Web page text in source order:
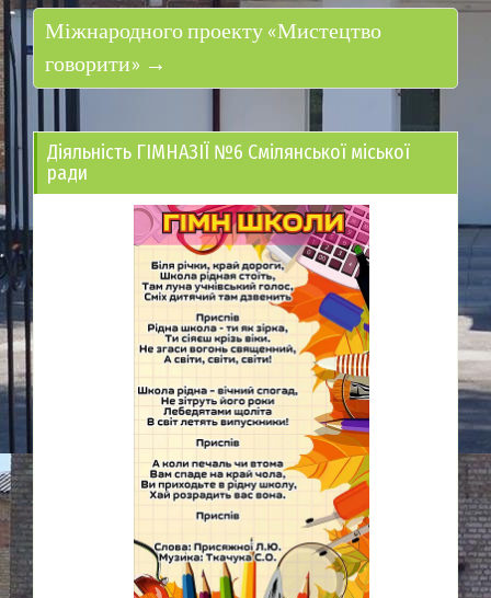
Міжнародного проекту «Мистецтво
говорити» →
Діяльність ГІМНАЗІЇ №6 Смілянської міської
ради